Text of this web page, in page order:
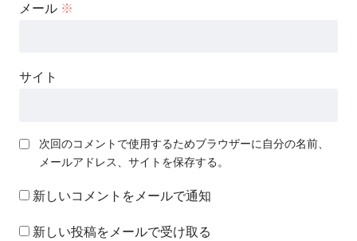
メール ※
サイト
次回のコメントで使用するためブラウザーに自分の名前、
メールアドレス、サイトを保存する。
新しいコメントをメールで通知
新しい投稿をメールで受け取る